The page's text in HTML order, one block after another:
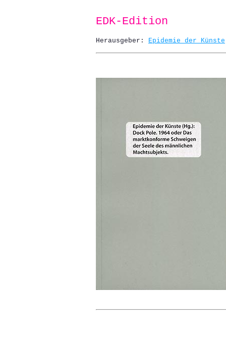
EDK-Edition
Herausgeber: Epidemie der Künste